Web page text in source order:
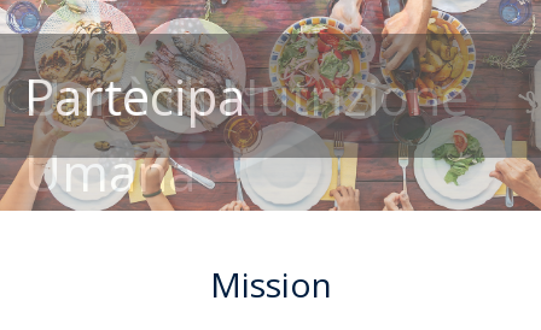
Unità di Nutrizione
Umana
Partecipa
Mission